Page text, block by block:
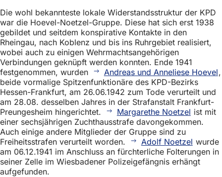
Die wohl bekannteste lokale Widerstandsstruktur der KPD
war die Hoevel-Noetzel-Gruppe. Diese hat sich erst 1938
gebildet und seitdem konspirative Kontakte in den
Rheingau, nach Koblenz und bis ins Ruhrgebiet realisiert,
wobei auch zu einigen Wehrmachtsangehörigen
Verbindungen geknüpft werden konnten. Ende 1941
festgenommen, wurden
Andreas und Anneliese Hoevel,
beide vormalige Spitzenfunktionäre des KPD-Bezirks
Hessen-Frankfurt, am 26.06.1942 zum Tode verurteilt und
am 28.08. desselben Jahres in der Strafanstalt Frankfurt-
Preungesheim hingerichtet.
Margarethe Noetzel ist mit
einer sechsjährigen Zuchthausstrafe davongekommen.
Auch einige andere Mitglieder der Gruppe sind zu
Freiheitsstrafen verurteilt worden.
Adolf Noetzel wurde
am 06.12.1941 im Anschluss an fürchterliche Folterungen in
seiner Zelle im Wiesbadener Polizeigefängnis erhängt
aufgefunden.